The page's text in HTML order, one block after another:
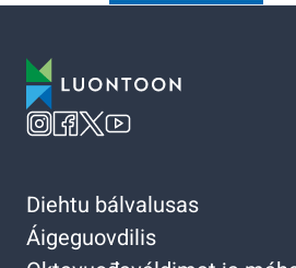
Diehtu bálvalusas
Áigeguovdilis